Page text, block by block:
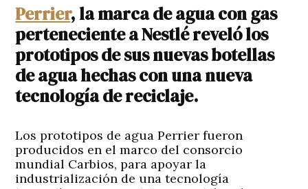
Perrier, la marca de agua con gas
perteneciente a Nestlé reveló los
prototipos de sus nuevas botellas
de agua hechas con una nueva
tecnología de reciclaje.
Los prototipos de agua Perrier fueron
producidos en el marco del consorcio
mundial Carbios, para apoyar la
industrialización de una tecnología